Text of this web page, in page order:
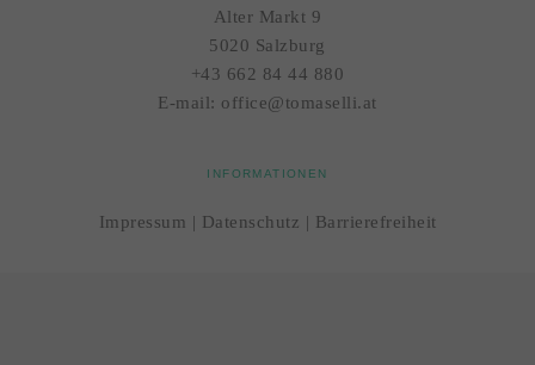
Alter Markt 9
5020 Salzburg
+43 662 84 44 880
E-mail: office@tomaselli.at
INFORMATIONEN
Impressum | Datenschutz | Barrierefreiheit